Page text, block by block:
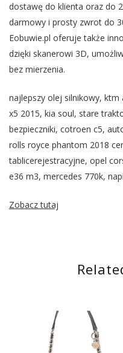
dostawę do klienta oraz do
darmowy i prosty zwrot do
Eobuwie.pl oferuje także
dzięki skanerowi 3D,
bez mierzenia.
najlepszy olej silnikowy,
x5 2015, kia soul, stare
bezpieczniki, cotroen c5,
rolls royce phantom 2018
tablicerejestracyjne, opel
e36 m3, mercedes 770k,
Zobacz tutaj